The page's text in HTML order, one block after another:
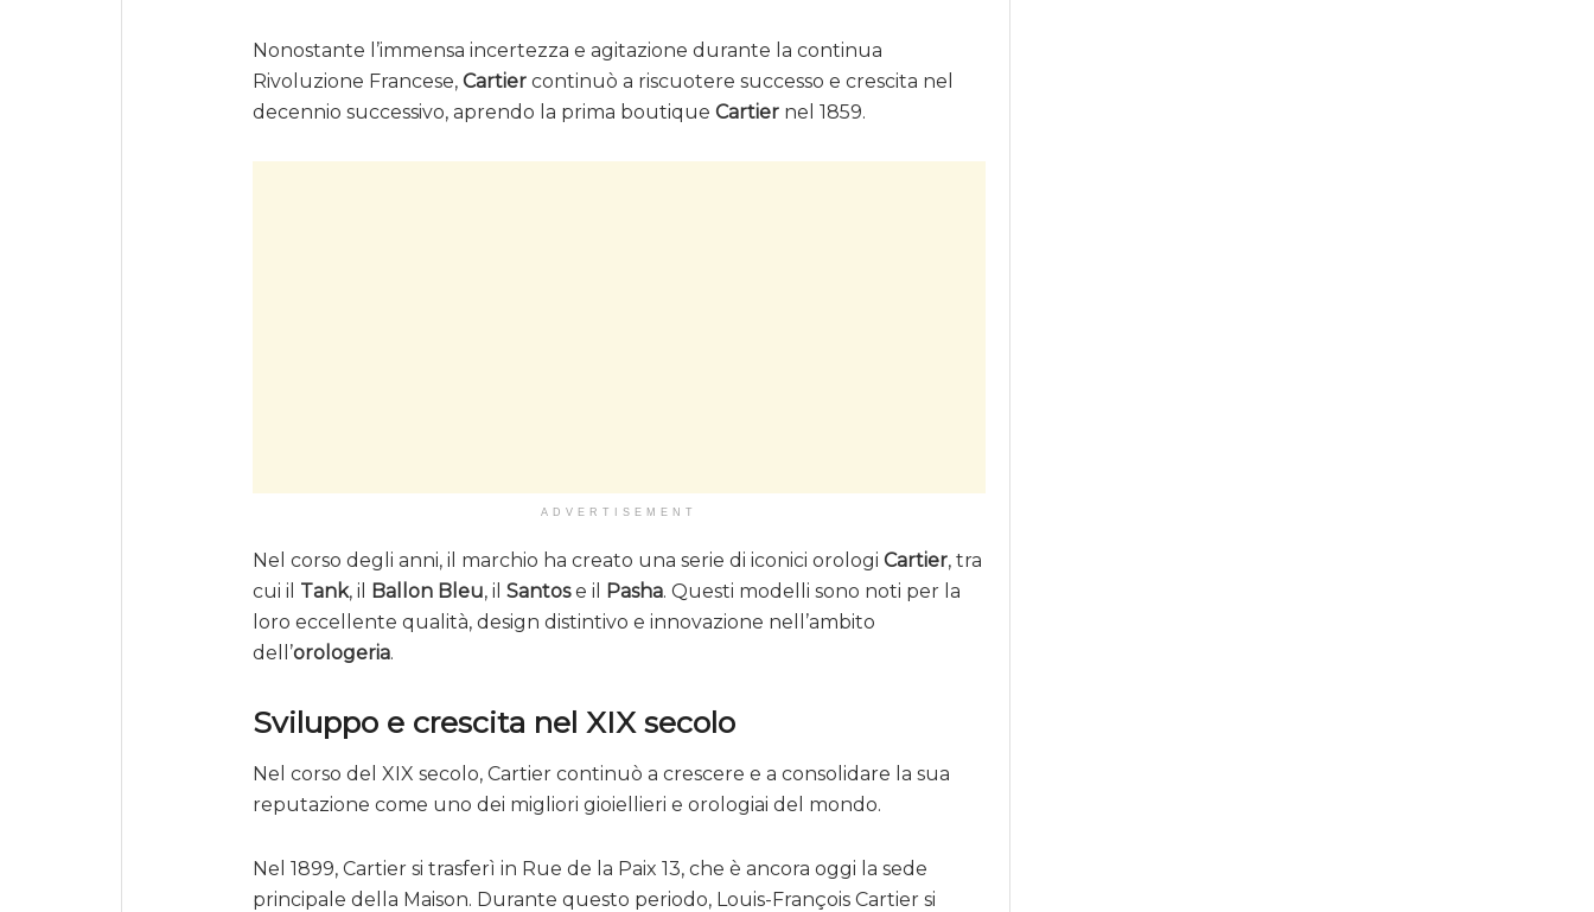
Nonostante l’immensa incertezza e agitazione durante la continua
Rivoluzione Francese, Cartier continuò a riscuotere successo e crescita nel
decennio successivo, aprendo la prima boutique Cartier nel 1859.
ADVERTISEMENT
Nel corso degli anni, il marchio ha creato una serie di iconici orologi Cartier, tra
cui il Tank, il Ballon Bleu, il Santose il Pasha. Questi modelli sono noti per la
loro eccellente qualità, design distintivo e innovazione nell’ambito
dell’orologeria.
Sviluppo e crescita nel XIX secolo
Nel corso del XIX secolo, Cartier continuò a crescere e a consolidare la sua
reputazione come uno dei migliori gioiellieri e orologiai del mondo.
Nel 1899, Cartier si trasferì in Rue de la Paix 13, che è ancora oggi la sede
principale della Maison. Durante questo periodo, Louis-François Cartier si